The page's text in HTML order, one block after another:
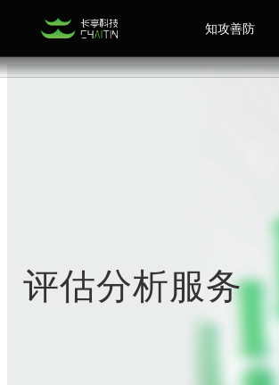
知攻善防
评估分析服务